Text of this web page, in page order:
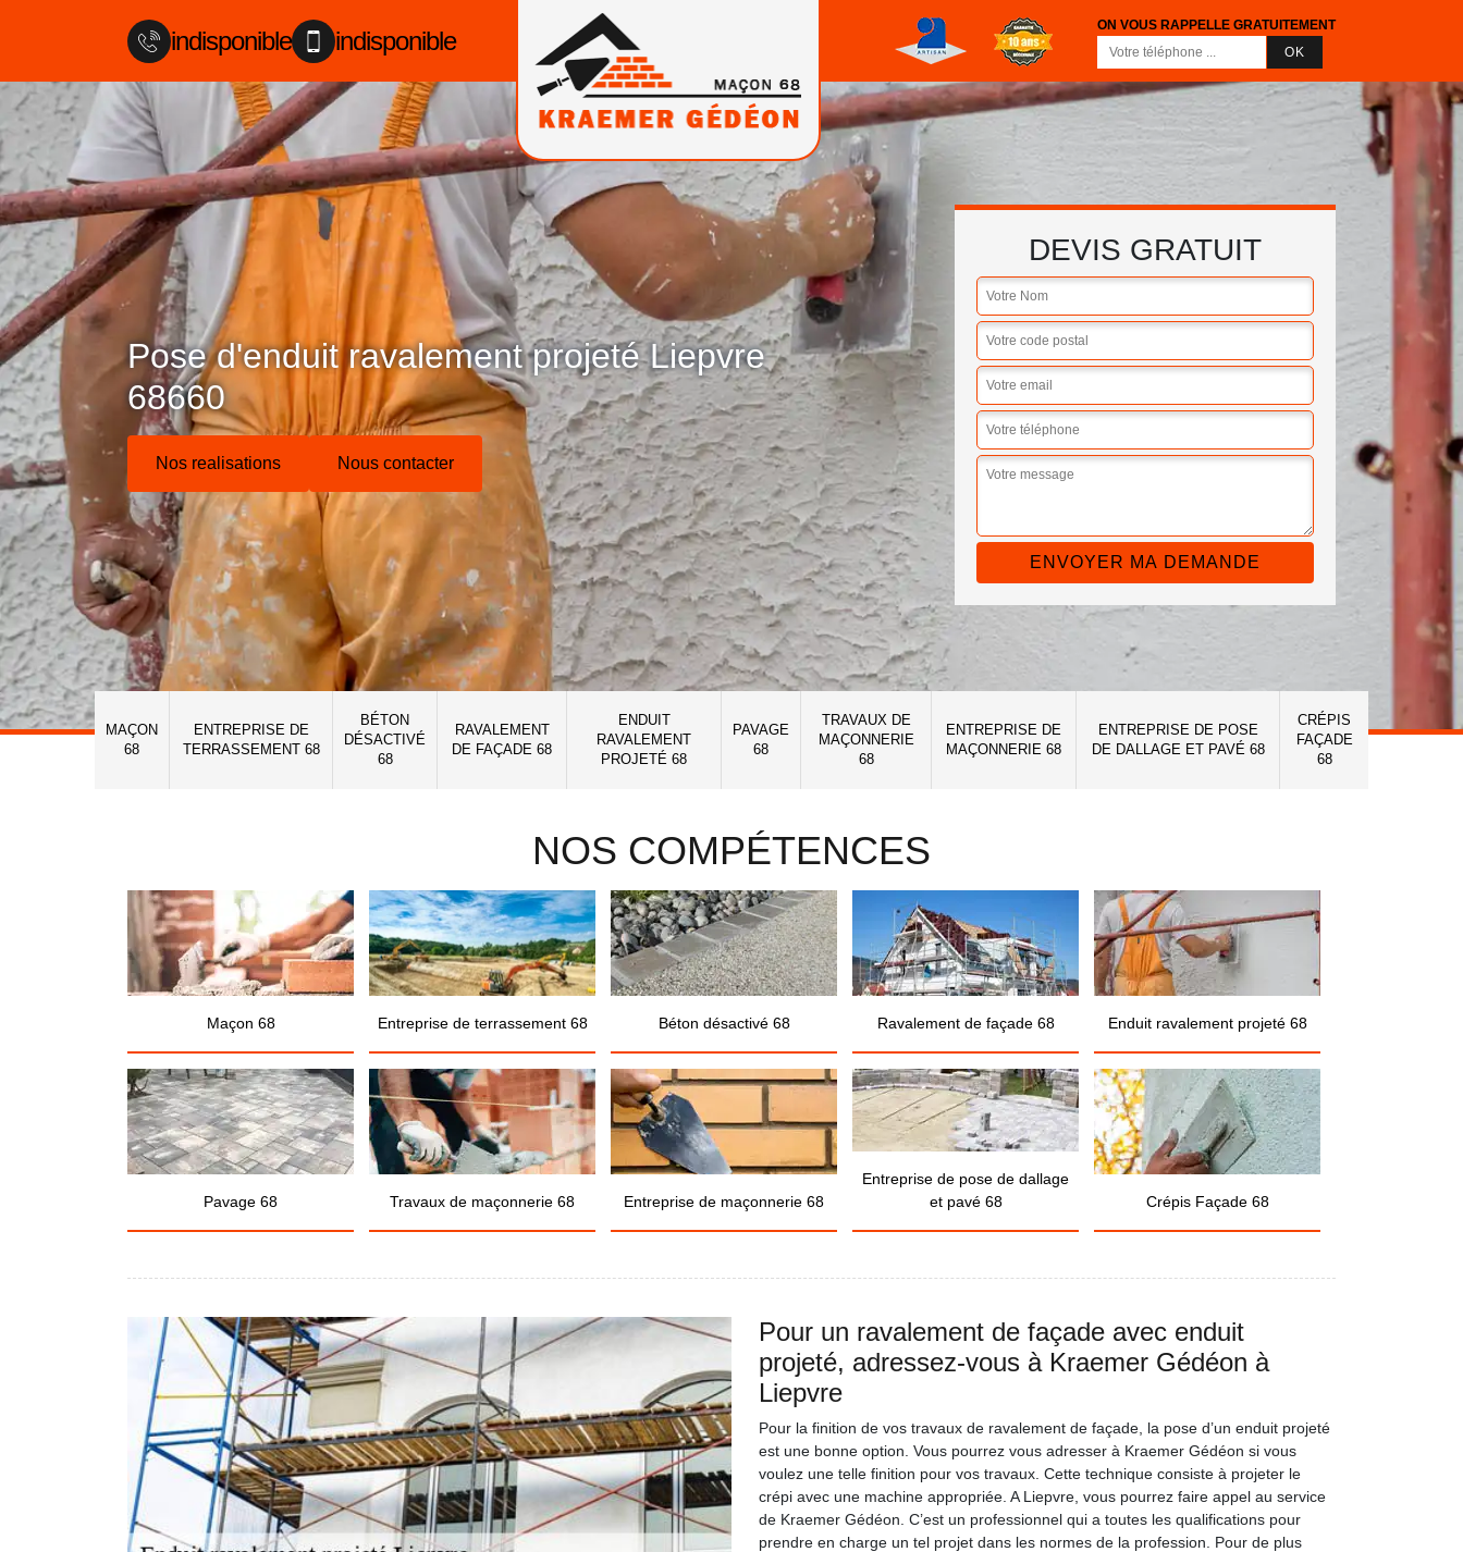
indisponible indisponible
ON VOUS RAPPELLE GRATUITEMENT
Pose d'enduit ravalement projeté Liepvre
68660
Nos realisations Nous contacter
DEVIS GRATUIT
MAÇON
68
ENTREPRISE DE
TERRASSEMENT 68
BÉTON
DÉSACTIVÉ
68
RAVALEMENT
DE FAÇADE 68
ENDUIT
RAVALEMENT
PROJETÉ 68
PAVAGE
68
TRAVAUX DE
MAÇONNERIE
68
ENTREPRISE DE
MAÇONNERIE 68
ENTREPRISE DE POSE
DE DALLAGE ET PAVÉ 68
CRÉPIS
FAÇADE
68
NOS COMPÉTENCES
Maçon 68 Entreprise de terrassement 68 Béton désactivé 68 Ravalement de façade 68 Enduit ravalement projeté 68
Pavage 68 Travaux de maçonnerie 68 Entreprise de maçonnerie 68
Entreprise de pose de dallage
et pavé 68
Crépis Façade 68
Pour un ravalement de façade avec enduit
projeté, adressez-vous à Kraemer Gédéon à
Liepvre
Pour la finition de vos travaux de ravalement de façade, la pose d’un enduit projeté
est une bonne option. Vous pourrez vous adresser à Kraemer Gédéon si vous
voulez une telle finition pour vos travaux. Cette technique consiste à projeter le
crépi avec une machine appropriée. A Liepvre, vous pourrez faire appel au service
de Kraemer Gédéon. C’est un professionnel qui a toutes les qualifications pour
prendre en charge un tel projet dans les normes de la profession. Pour de plus